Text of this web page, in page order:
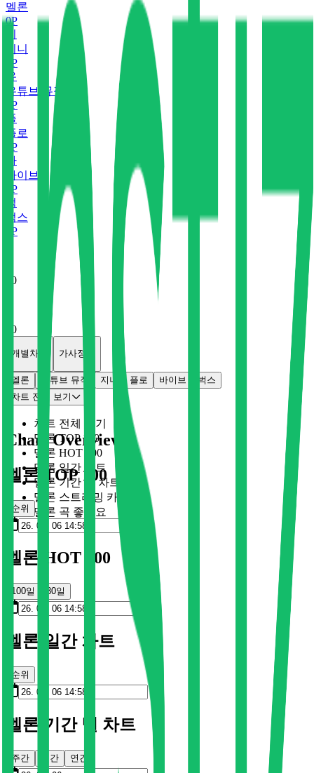
멜론
0P
지니
P
유
유튜브 뮤직
P
플
플로
P
바
바이브
P
벅
벅스
P
0
0
개별차트 가사정보
멜론 유튜브 뮤직 지니 플로 바이브
벅스
차트 전체 보기
차트 전체 보기
멜론 TOP 100
멜론 HOT 100
멜론 일간 차트
멜론 기간 별 차트
멜론 스트리밍 카드
멜론 곡 좋아요
Chart Overview
멜론 TOP 100
순위
멜론 HOT 100
100일 30일
멜론 일간 차트
순위
멜론 기간 별 차트
주간 월간 연간